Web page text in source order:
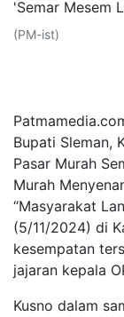
(PM-ist)
Bupati Sleman,
Pasar Murah
Murah
“Masyarakat
(5/11/2024) di
kesempatan
jajaran kepala
Kusno dalam